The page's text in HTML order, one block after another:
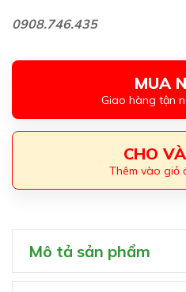
0908.746.435
MUA
Giao hàng tận
CHO
Thêm vào giỏ
Mô tả sản phẩm